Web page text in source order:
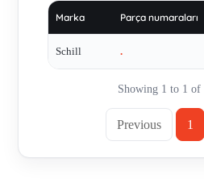
Marka Parça numaraları
Schill .
Showing 1 to 1 of
Previous 1